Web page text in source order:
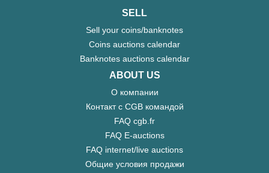
SELL
Sell your coins/banknotes
Coins auctions calendar
Banknotes auctions calendar
ABOUT US
О компании
Контакт с CGB командой
FAQ cgb.fr
FAQ E-auctions
FAQ internet/live auctions
Общие условия продажи